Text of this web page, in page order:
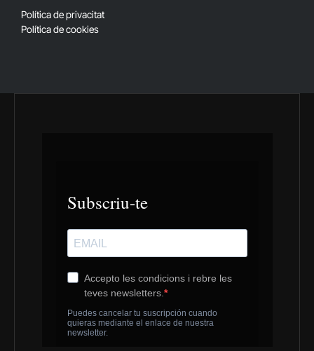
Política de privacitat
Política de cookies